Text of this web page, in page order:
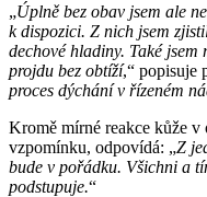
„Úplně bez obav jsem ale
k dispozici. Z nich jsem
dechové hladiny. Také
projdu bez obtíží,“ popisuje
proces dýchání v řízeném
Kromě mírné reakce kůže v
vzpomínku, odpovídá: „Z
bude v pořádku. Všichni a
podstupuje.“